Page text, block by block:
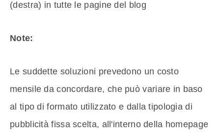
(destra) in tutte le pagine del blog
Note:
Le suddette soluzioni prevedono un costo
mensile da concordare, che può variare in baso
al tipo di formato utilizzato e dalla tipologia di
pubblicità fissa scelta, all'interno della homepage